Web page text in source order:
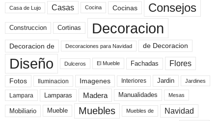
Casa de Lujo Casas Cocina Cocinas Consejos
Construccion Cortinas Decoracion
Decoracion de Decoraciones para Navidad de Decoracion
Diseño Dulceros El Mueble Fachadas Flores
Fotos Iluminacion Imagenes Interiores Jardin Jardines
Lampara Lamparas Madera Manualidades Mesas
Mobiliario Mueble Muebles Muebles de Navidad